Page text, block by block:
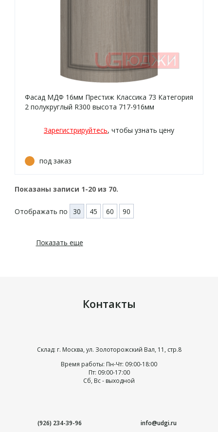
Фасад МДФ 16мм Престиж Классика 73 Категория
2 полукруглый R300 высота 717-916мм
Зарегистрируйтесь, чтобы узнать цену
под заказ
Показаны записи 1-20 из 70.
Отображать по 30 45 60 90
Показать еще
Контакты
Склад: г. Москва, ул. Золоторожский Вал, 11, стр.8
Время работы: Пн-Чт: 09:00-18:00
Пт: 09:00-17:00
Сб, Вс - выходной
(926) 234-39-96 info@udgi.ru